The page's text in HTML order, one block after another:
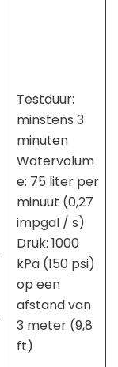
Testduur:
minstens 3
minuten
Watervolum
e: 75 liter per
minuut (0,27
impgal / s)
Druk: 1000
kPa (150 psi)
op ​​een
afstand van
3 meter (9,8
ft)